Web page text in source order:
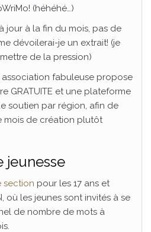
(héhéhé…)
jour à la fin du mois, pas de
dévoilerai-je un extrait! (je
de la pression)
fabuleuse propose
GRATUITE et une plateforme
soutien par région, afin de
mois de création plutôt
jeunesse
section pour les 17 ans et
où les jeunes sont invités à se
de nombre de mots à